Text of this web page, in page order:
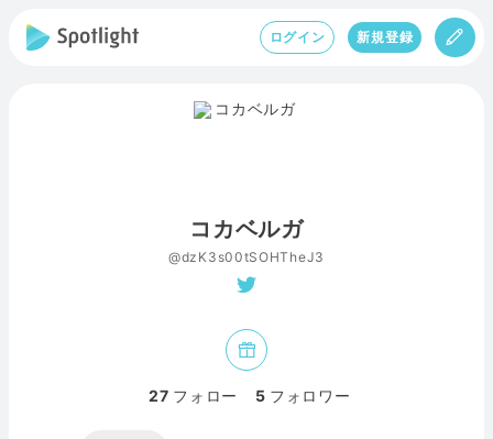
ログイン 新規登録
コカベルガ
@dzK3s00tSOHTheJ3
27 フォロー 5 フォロワー